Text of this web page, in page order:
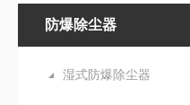
防爆除尘器
湿式防爆除尘器